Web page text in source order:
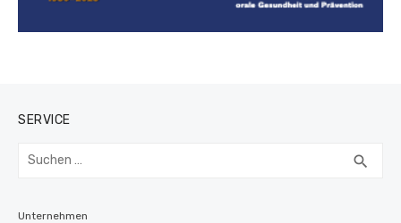
SERVICE
Suchen
search
Unternehmen